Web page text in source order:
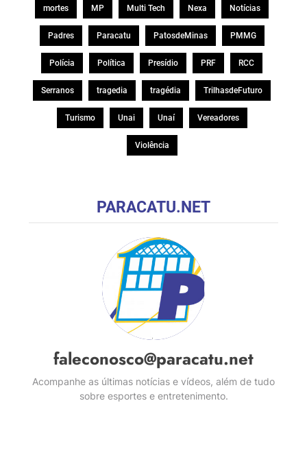
mortes MP Multi Tech Nexa Notícias
Padres Paracatu PatosdeMinas PMMG
Polícia Política Presídio PRF RCC
Serranos tragedia tragédia TrilhasdeFuturo
Turismo Unai Unaí Vereadores
Violência
PARACATU.NET
faleconosco@paracatu.net
Acompanhe as últimas notícias e vídeos, além de tudo
sobre esportes e entretenimento.